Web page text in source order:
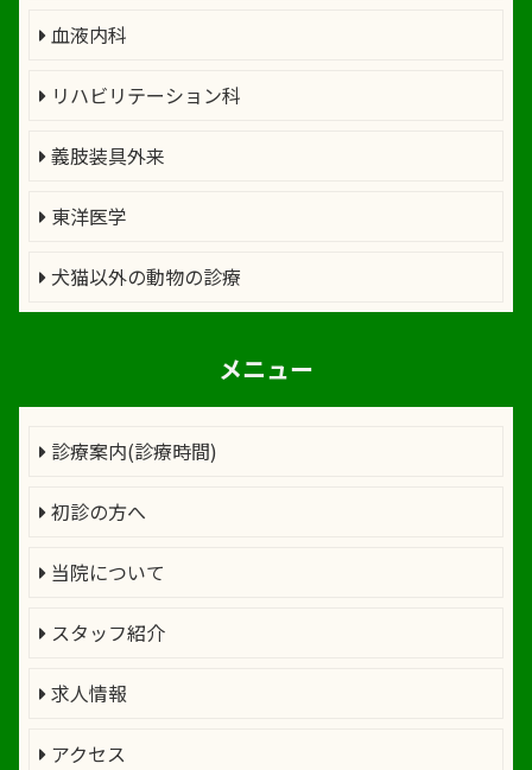
血液内科
リハビリテーション科
義肢装具外来
東洋医学
犬猫以外の動物の診療
メニュー
診療案内(診療時間)
初診の方へ
当院について
スタッフ紹介
求人情報
アクセス